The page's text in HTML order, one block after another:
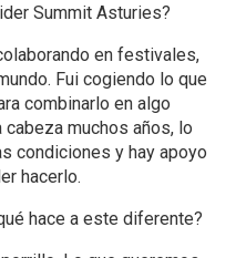
Summit Asturies?
en festivales,
Fui cogiendo lo que
combinarlo en algo
muchos años, lo
condiciones y hay apoyo
hacerlo.
hace a este diferente?